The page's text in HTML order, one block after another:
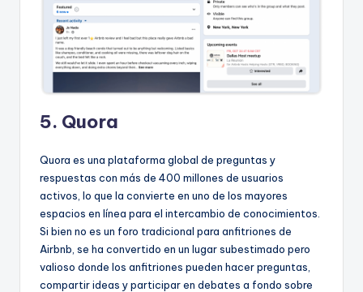
5. Quora
Quora es una plataforma global de preguntas y
respuestas con más de 400 millones de usuarios
activos, lo que la convierte en uno de los mayores
espacios en línea para el intercambio de conocimientos.
Si bien no es un foro tradicional para anfitriones de
Airbnb, se ha convertido en un lugar subestimado pero
valioso donde los anfitriones pueden hacer preguntas,
compartir ideas y participar en debates a fondo sobre